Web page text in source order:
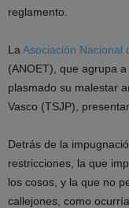
reglamento.
La Asociación Nacional
(ANOET), que agrupa
plasmado su malestar
Vasco (TSJP),
Detrás de la
restricciones, la que
los cosos, y la que no
callejones, como